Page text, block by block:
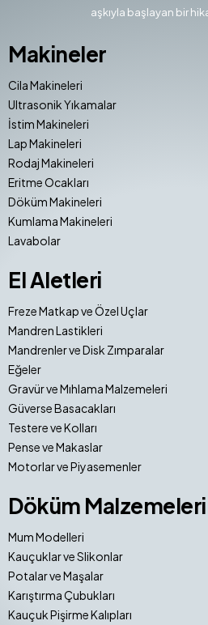
aşkıyla başlayan bir
Makineler
Cila Makineleri
Ultrasonik Yıkamalar
İstim Makineleri
Lap Makineleri
Rodaj Makineleri
Eritme Ocakları
Döküm Makineleri
Kumlama Makineleri
Lavabolar
El Aletleri
Freze Matkap ve Özel Uçlar
Mandren Lastikleri
Mandrenler ve Disk Zımparalar
Eğeler
Gravür ve Mıhlama Malzemeleri
Güverse Basacakları
Testere ve Kolları
Pense ve Makaslar
Motorlar ve Piyasemenler
Döküm Malzemeleri
Mum Modelleri
Kauçuklar ve Slikonlar
Potalar ve Maşalar
Karıştırma Çubukları
Kauçuk Pişirme Kalıpları